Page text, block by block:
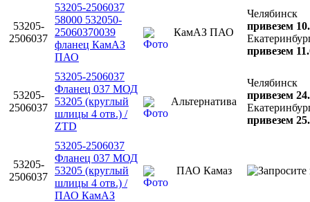
53205-
2506037
53205-2506037
58000 532050-
25060370039
фланец КамАЗ
ПАО
КамАЗ ПАО
Челябинск
привезем
привезем
53205-
2506037
53205-2506037
Фланец 037 МОД
53205 (круглый
шлицы 4 отв.) /
ZTD
Альтернатива
Челябинск
привезем
привезем
53205-
2506037
53205-2506037
Фланец 037 МОД
53205 (круглый
шлицы 4 отв.) /
ПАО КамАЗ
ПАО Камаз